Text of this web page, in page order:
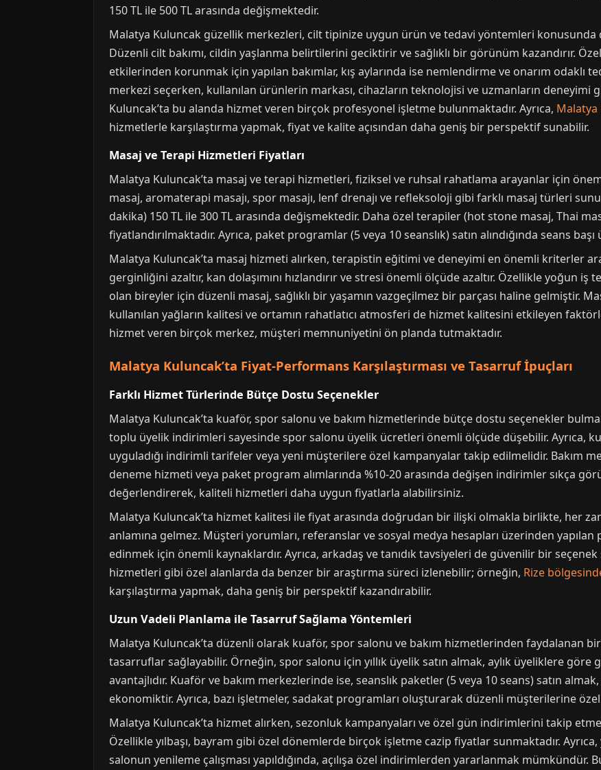
150 TL ile 500 TL arasında değişmektedir.
Malatya Kuluncak güzellik merkezleri, cilt tipinize uygun ürün ve tedavi yöntemleri konusunda
Düzenli cilt bakımı, cildin yaşlanma belirtilerini geciktirir ve sağlıklı bir görünüm kazandırır.
etkilerinden korunmak için yapılan bakımlar, kış aylarında ise nemlendirme ve onarım odaklı
merkezi seçerken, kullanılan ürünlerin markası, cihazların teknolojisi ve uzmanların deneyimi
Kuluncak’ta bu alanda hizmet veren birçok profesyonel işletme bulunmaktadır. Ayrıca,
hizmetlerle karşılaştırma yapmak, fiyat ve kalite açısından daha geniş bir perspektif sunabilir.
Masaj ve Terapi Hizmetleri Fiyatları
Malatya Kuluncak’ta masaj ve terapi hizmetleri, fiziksel ve ruhsal rahatlama arayanlar için
masaj, aromaterapi masajı, spor masajı, lenf drenajı ve refleksoloji gibi farklı masaj türleri
dakika) 150 TL ile 300 TL arasında değişmektedir. Daha özel terapiler (hot stone masaj, Thai
fiyatlandırılmaktadır. Ayrıca, paket programlar (5 veya 10 seanslık) satın alındığında seans
Malatya Kuluncak’ta masaj hizmeti alırken, terapistin eğitimi ve deneyimi en önemli kriterler
gerginliğini azaltır, kan dolaşımını hızlandırır ve stresi önemli ölçüde azaltır. Özellikle yoğun iş
olan bireyler için düzenli masaj, sağlıklı bir yaşamın vazgeçilmez bir parçası haline gelmiştir.
kullanılan yağların kalitesi ve ortamın rahatlatıcı atmosferi de hizmet kalitesini etkileyen
hizmet veren birçok merkez, müşteri memnuniyetini ön planda tutmaktadır.
Malatya Kuluncak’ta Fiyat-Performans Karşılaştırması ve Tasarruf İpuçları
Farklı Hizmet Türlerinde Bütçe Dostu Seçenekler
Malatya Kuluncak’ta kuaför, spor salonu ve bakım hizmetlerinde bütçe dostu seçenekler
toplu üyelik indirimleri sayesinde spor salonu üyelik ücretleri önemli ölçüde düşebilir. Ayrıca,
uyguladığı indirimli tarifeler veya yeni müşterilere özel kampanyalar takip edilmelidir. Bakım
deneme hizmeti veya paket program alımlarında %10-20 arasında değişen indirimler sıkça
değerlendirerek, kaliteli hizmetleri daha uygun fiyatlarla alabilirsiniz.
Malatya Kuluncak’ta hizmet kalitesi ile fiyat arasında doğrudan bir ilişki olmakla birlikte, her
anlamına gelmez. Müşteri yorumları, referanslar ve sosyal medya hesapları üzerinden yapılan
edinmek için önemli kaynaklardır. Ayrıca, arkadaş ve tanıdık tavsiyeleri de güvenilir bir
hizmetleri gibi özel alanlarda da benzer bir araştırma süreci izlenebilir; örneğin, Rize
karşılaştırma yapmak, daha geniş bir perspektif kazandırabilir.
Uzun Vadeli Planlama ile Tasarruf Sağlama Yöntemleri
Malatya Kuluncak’ta düzenli olarak kuaför, spor salonu ve bakım hizmetlerinden faydalanan
tasarruflar sağlayabilir. Örneğin, spor salonu için yıllık üyelik satın almak, aylık üyeliklere göre
avantajlıdır. Kuaför ve bakım merkezlerinde ise, seanslık paketler (5 veya 10 seans) satın
ekonomiktir. Ayrıca, bazı işletmeler, sadakat programları oluşturarak düzenli müşterilerine
Malatya Kuluncak’ta hizmet alırken, sezonluk kampanyaları ve özel gün indirimlerini takip
Özellikle yılbaşı, bayram gibi özel dönemlerde birçok işletme cazip fiyatlar sunmaktadır. Ayrıca,
salonun yenileme çalışması yapıldığında, açılışa özel indirimlerden yararlanmak mümkündür.